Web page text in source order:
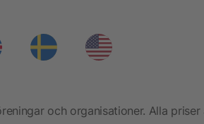
och organisationer. Alla priser